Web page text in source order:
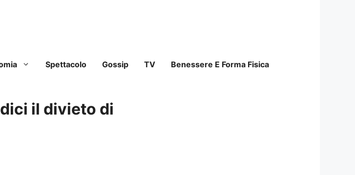
Spettacolo Gossip TV Benessere E Forma Fisica
il divieto di